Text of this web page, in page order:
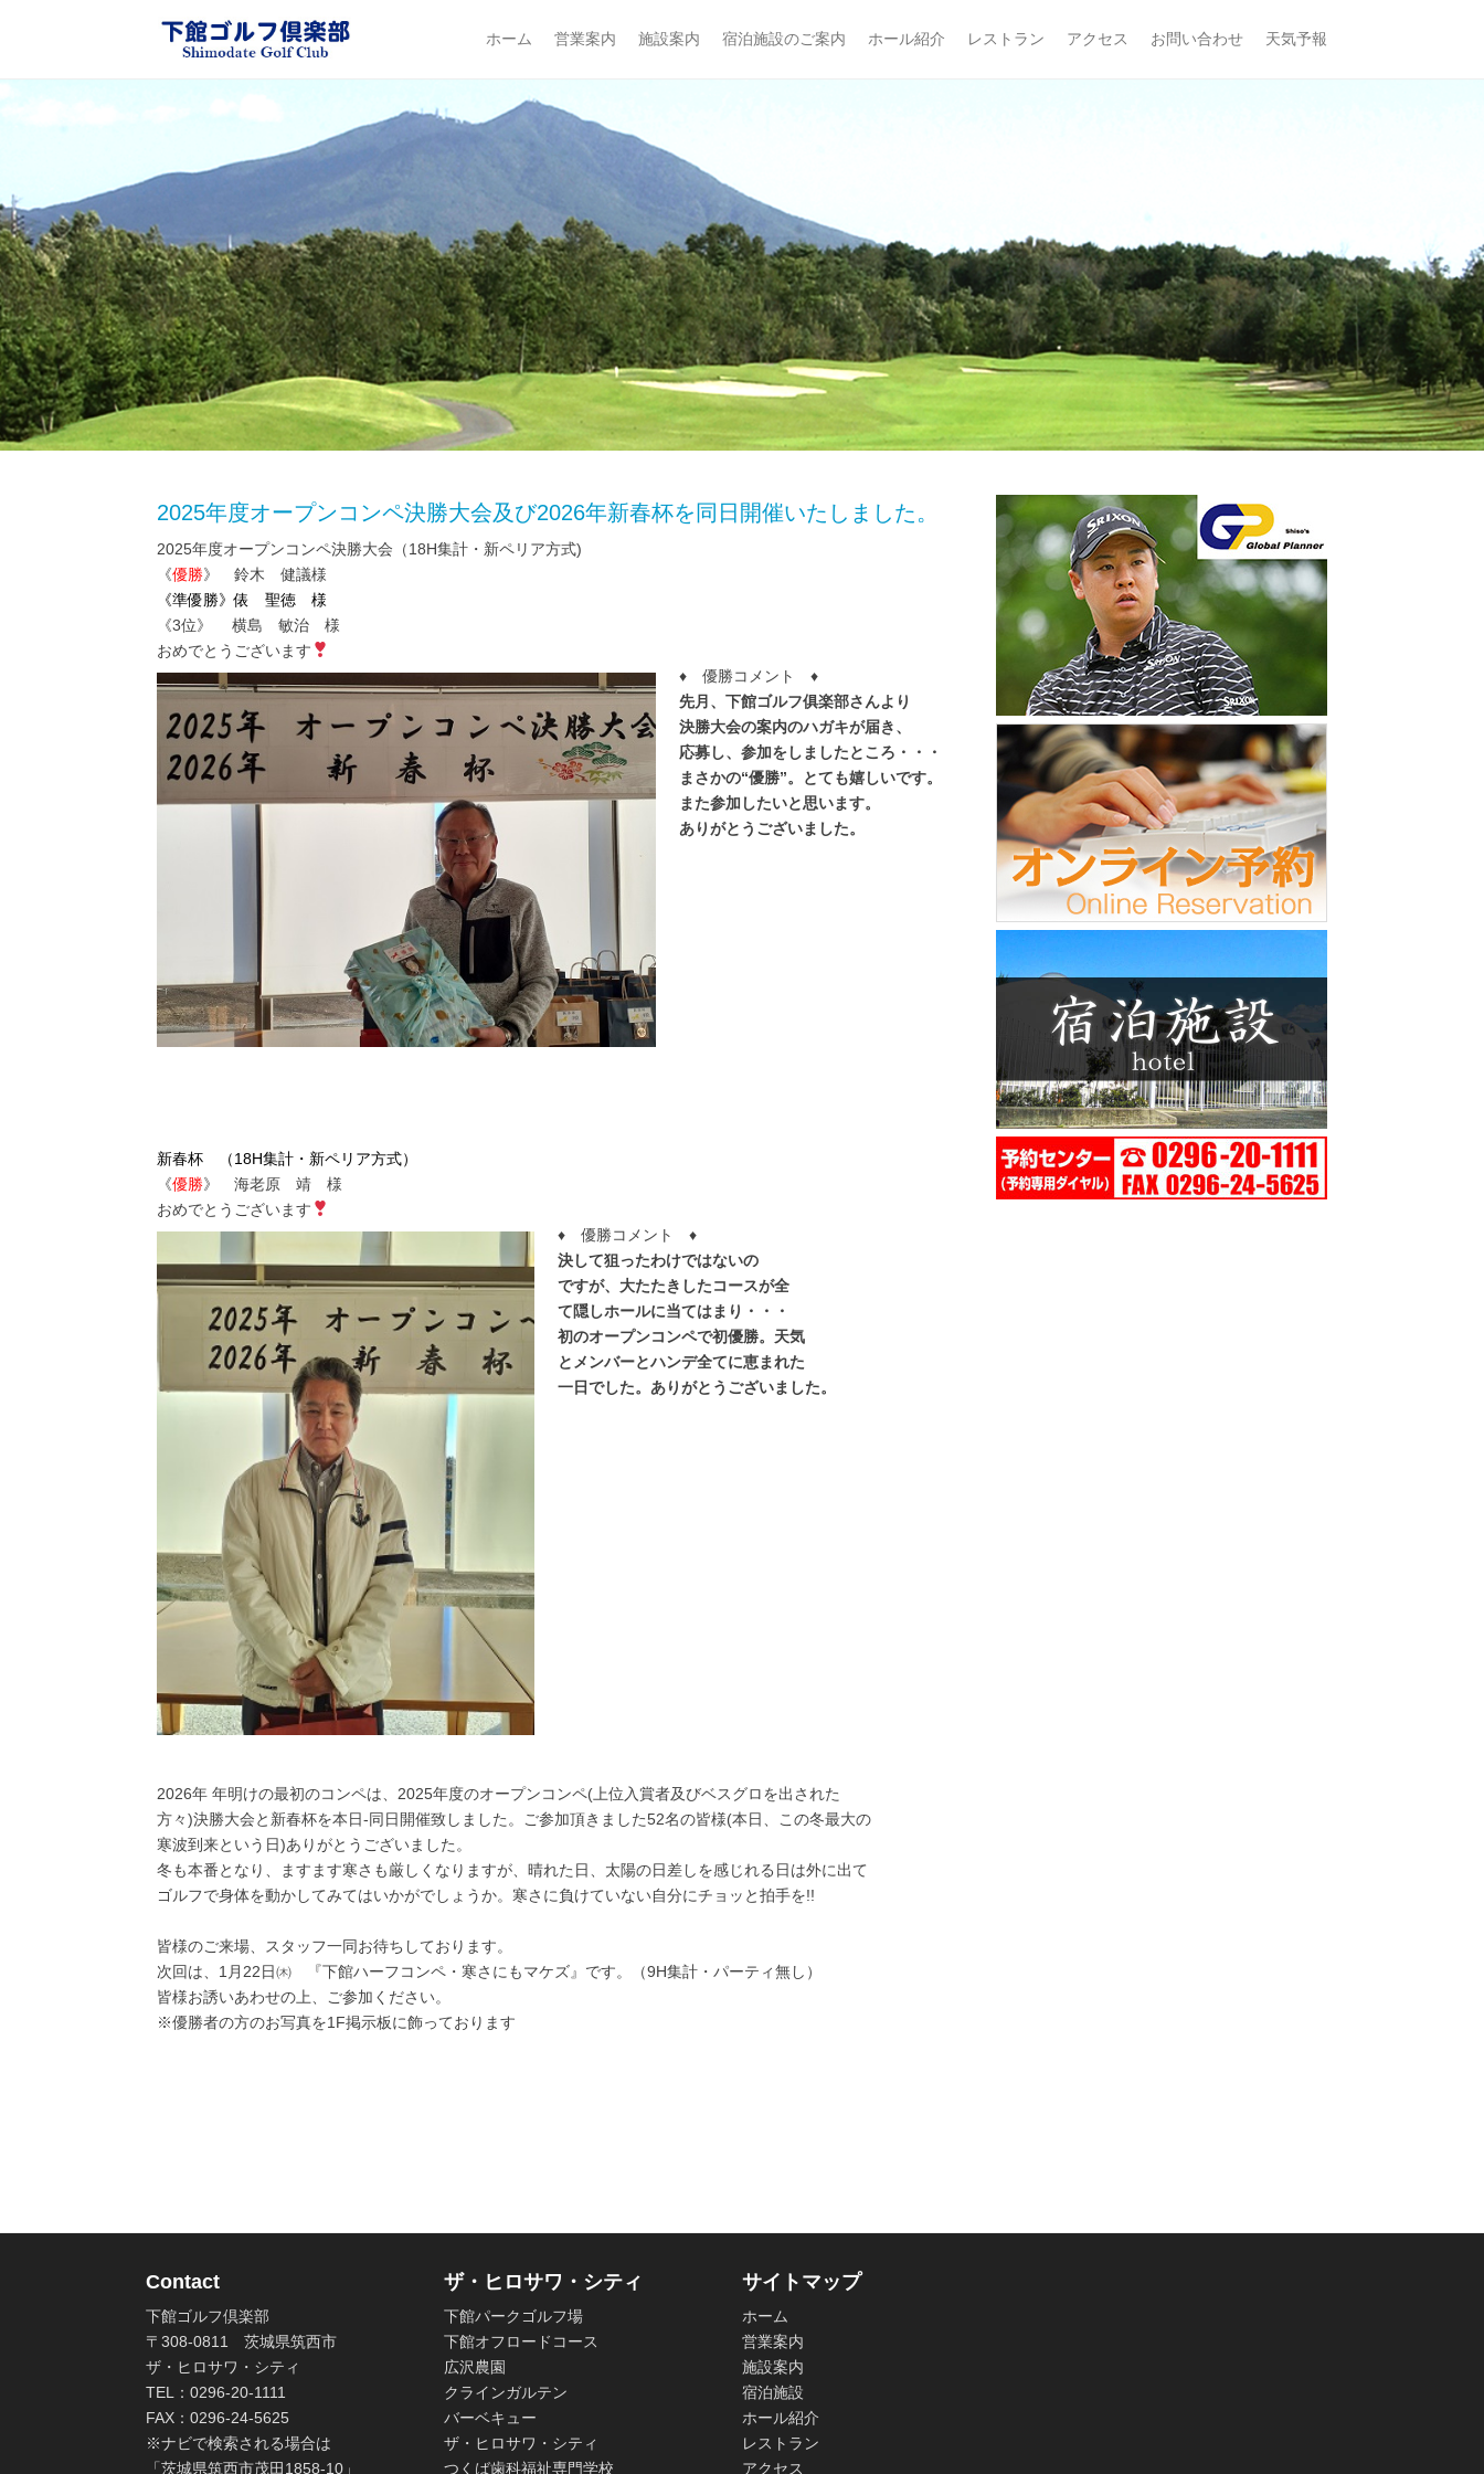
下館ゴルフ倶楽部
Primary Menu
Skip to content
ホーム 営業案内 施設案内 宿泊施設のご案内 ホール紹介 レストラン アクセス お問い合わせ 天気予報
2025年度オープンコンペ決勝大会及び2026年新春杯を同日開催いたしました。
2025年度オープンコンペ決勝大会（18H集計・新ペリア方式)
《優勝》 鈴木 健議様
《準優勝》俵 聖徳 様
《3位》 横島 敏治 様
おめでとうございます
♦ 優勝コメント ♦
先月、下館ゴルフ俱楽部さんより
決勝大会の案内のハガキが届き、
応募し、参加をしましたところ・・・
まさかの“優勝”。とても嬉しいです。
また参加したいと思います。
ありがとうございました。
新春杯 （18H集計・新ペリア方式）
《優勝》 海老原 靖 様
おめでとうございます
♦ 優勝コメント ♦
決して狙ったわけではないの
ですが、大たたきしたコースが全
て隠しホールに当てはまり・・・
初のオープンコンペで初優勝。天気
とメンバーとハンデ全てに恵まれた
一日でした。ありがとうございました。
2026年 年明けの最初のコンペは、2025年度のオープンコンペ(上位入賞者及びベスグロを出された
方々)決勝大会と新春杯を本日-同日開催致しました。ご参加頂きました52名の皆様(本日、この冬最大の
寒波到来という日)ありがとうございました。
冬も本番となり、ますます寒さも厳しくなりますが、晴れた日、太陽の日差しを感じれる日は外に出て
ゴルフで身体を動かしてみてはいかがでしょうか。寒さに負けていない自分にチョッと拍手を!!
皆様のご来場、スタッフ一同お待ちしております。
次回は、1月22日㈭ 『下館ハーフコンペ・寒さにもマケズ』です。（9H集計・パーティ無し）
皆様お誘いあわせの上、ご参加ください。
※優勝者の方のお写真を1F掲示板に飾っております
Contact
下館ゴルフ倶楽部
〒308-0811 茨城県筑西市
ザ・ヒロサワ・シティ
TEL：0296-20-1111
FAX：0296-24-5625
※ナビで検索される場合は
「茨城県筑西市茂田1858-10」
ザ・ヒロサワ・シティ
下館パークゴルフ場
下館オフロードコース
広沢農園
クラインガルテン
バーベキュー
ザ・ヒロサワ・シティ
つくば歯科福祉専門学校
サイトマップ
ホーム
営業案内
施設案内
宿泊施設
ホール紹介
レストラン
アクセス